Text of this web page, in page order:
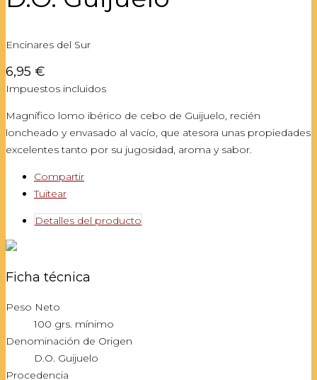
Encinares del Sur
6,95 €
Impuestos incluidos
Magnífico lomo ibérico de cebo de Guijuelo, recién
loncheado y envasado al vacío, que atesora unas propiedades
excelentes tanto por su jugosidad, aroma y sabor.
Compartir
Tuitear
Detalles del producto
Ficha técnica
Peso Neto
100 grs. mínimo
Denominación de Origen
D.O. Guijuelo
Procedencia